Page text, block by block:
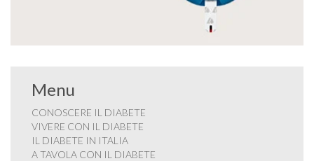
Menu
CONOSCERE IL DIABETE
VIVERE CON IL DIABETE
IL DIABETE IN ITALIA
A TAVOLA CON IL DIABETE